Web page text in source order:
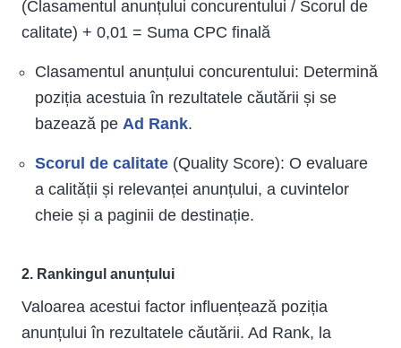
(Clasamentul anunțului concurentului / Scorul de
calitate) + 0,01 = Suma CPC finală
Clasamentul anunțului concurentului: Determină
poziția acestuia în rezultatele căutării și se
bazează pe Ad Rank.
Scorul de calitate (Quality Score): O evaluare
a calității și relevanței anunțului, a cuvintelor
cheie și a paginii de destinație.
2. Rankingul anunțului
Valoarea acestui factor influențează poziția
anunțului în rezultatele căutării. Ad Rank, la